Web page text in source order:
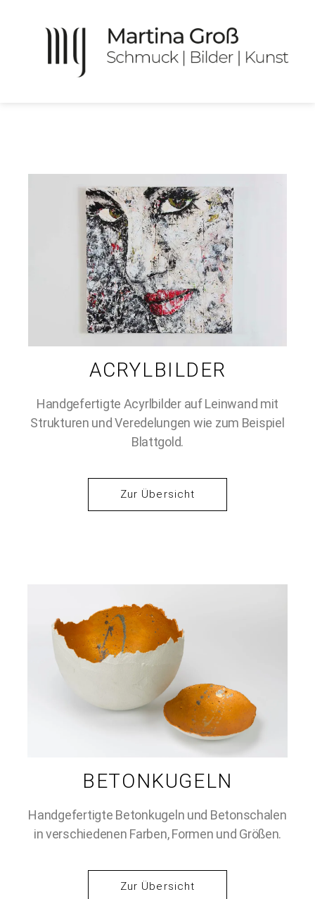
ACRYLBILDER
Handgefertigte Acyrlbilder auf Leinwand mit
Strukturen und Veredelungen wie zum Beispiel
Blattgold.
Zur Übersicht
BETONKUGELN
Handgefertigte Betonkugeln und Betonschalen
in verschiedenen Farben, Formen und Größen.
Zur Übersicht